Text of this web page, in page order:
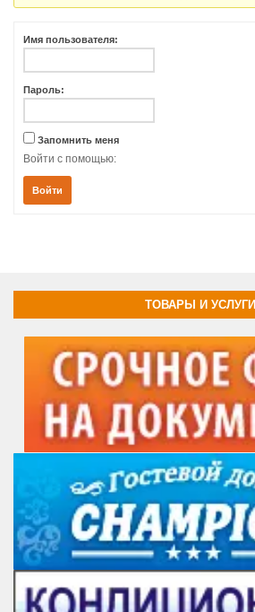
Имя пользователя:
Пароль:
Запомнить меня
Войти с помощью:
Войти
ТОВАРЫ И УСЛУГИ